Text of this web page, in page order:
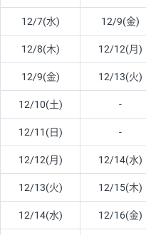
12/7(水) 12/9(金)
12/8(木) 12/12(月)
12/9(金) 12/13(火)
12/10(土) -
12/11(日) -
12/12(月) 12/14(水)
12/13(火) 12/15(木)
12/14(水) 12/16(金)